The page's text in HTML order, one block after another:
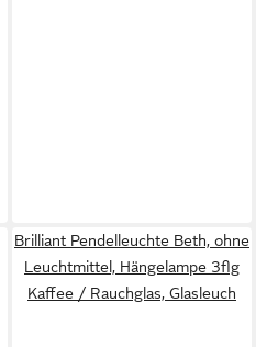
Brilliant Pendelleuchte Beth, ohne
Leuchtmittel, Hängelampe 3flg
Kaffee / Rauchglas, Glasleuch